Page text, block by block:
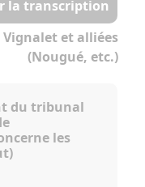
la transcription
Vignalet et alliées
(Nougué, etc.)
du tribunal
les